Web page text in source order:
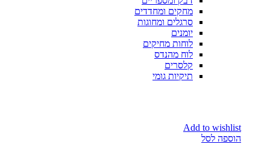
מחקים ומחדדים
סרגלים ומחוגות
יומנים
לוחות מחיקים
לוח מהנדס
קלסרים
תיקיות גומי
Add to wishlist
הוספה לסל